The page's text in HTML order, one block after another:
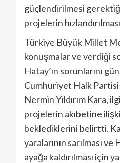
güçlendirilmesi
projelerin
Türkiye Büyük Millet
konuşmalar ve verdiği
Hatay’ın sorunlarını
Cumhuriyet Halk
Nermin Yıldırım Kara,
projelerin akıbetine
beklediklerini belirtti.
yaralarının sarılması ve
ayağa kaldırılması için